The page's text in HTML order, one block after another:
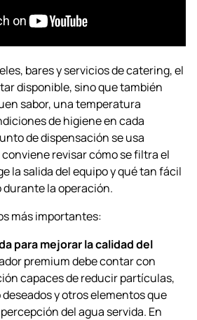
bares y servicios de catering, el
disponible, sino que también
sabor, una temperatura
de higiene en cada
de dispensación se usa
revisar cómo se filtra el
la salida del equipo y qué tan fácil
la operación.
más importantes:
para mejorar la calidad del
premium debe contar con
capaces de reducir partículas,
y otros elementos que
del agua servida. En